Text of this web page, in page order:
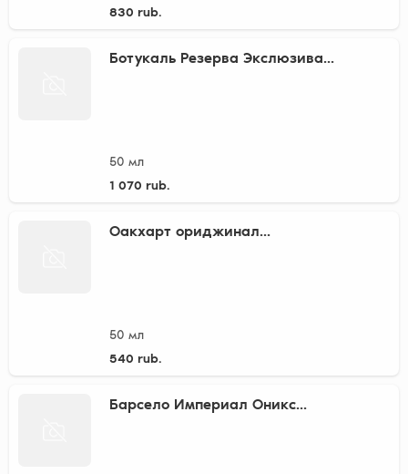
830 rub.
Ботукаль Резерва Экслюзива...
50 мл
1 070 rub.
Оакхарт ориджинал...
50 мл
540 rub.
Барсело Империал Оникс...